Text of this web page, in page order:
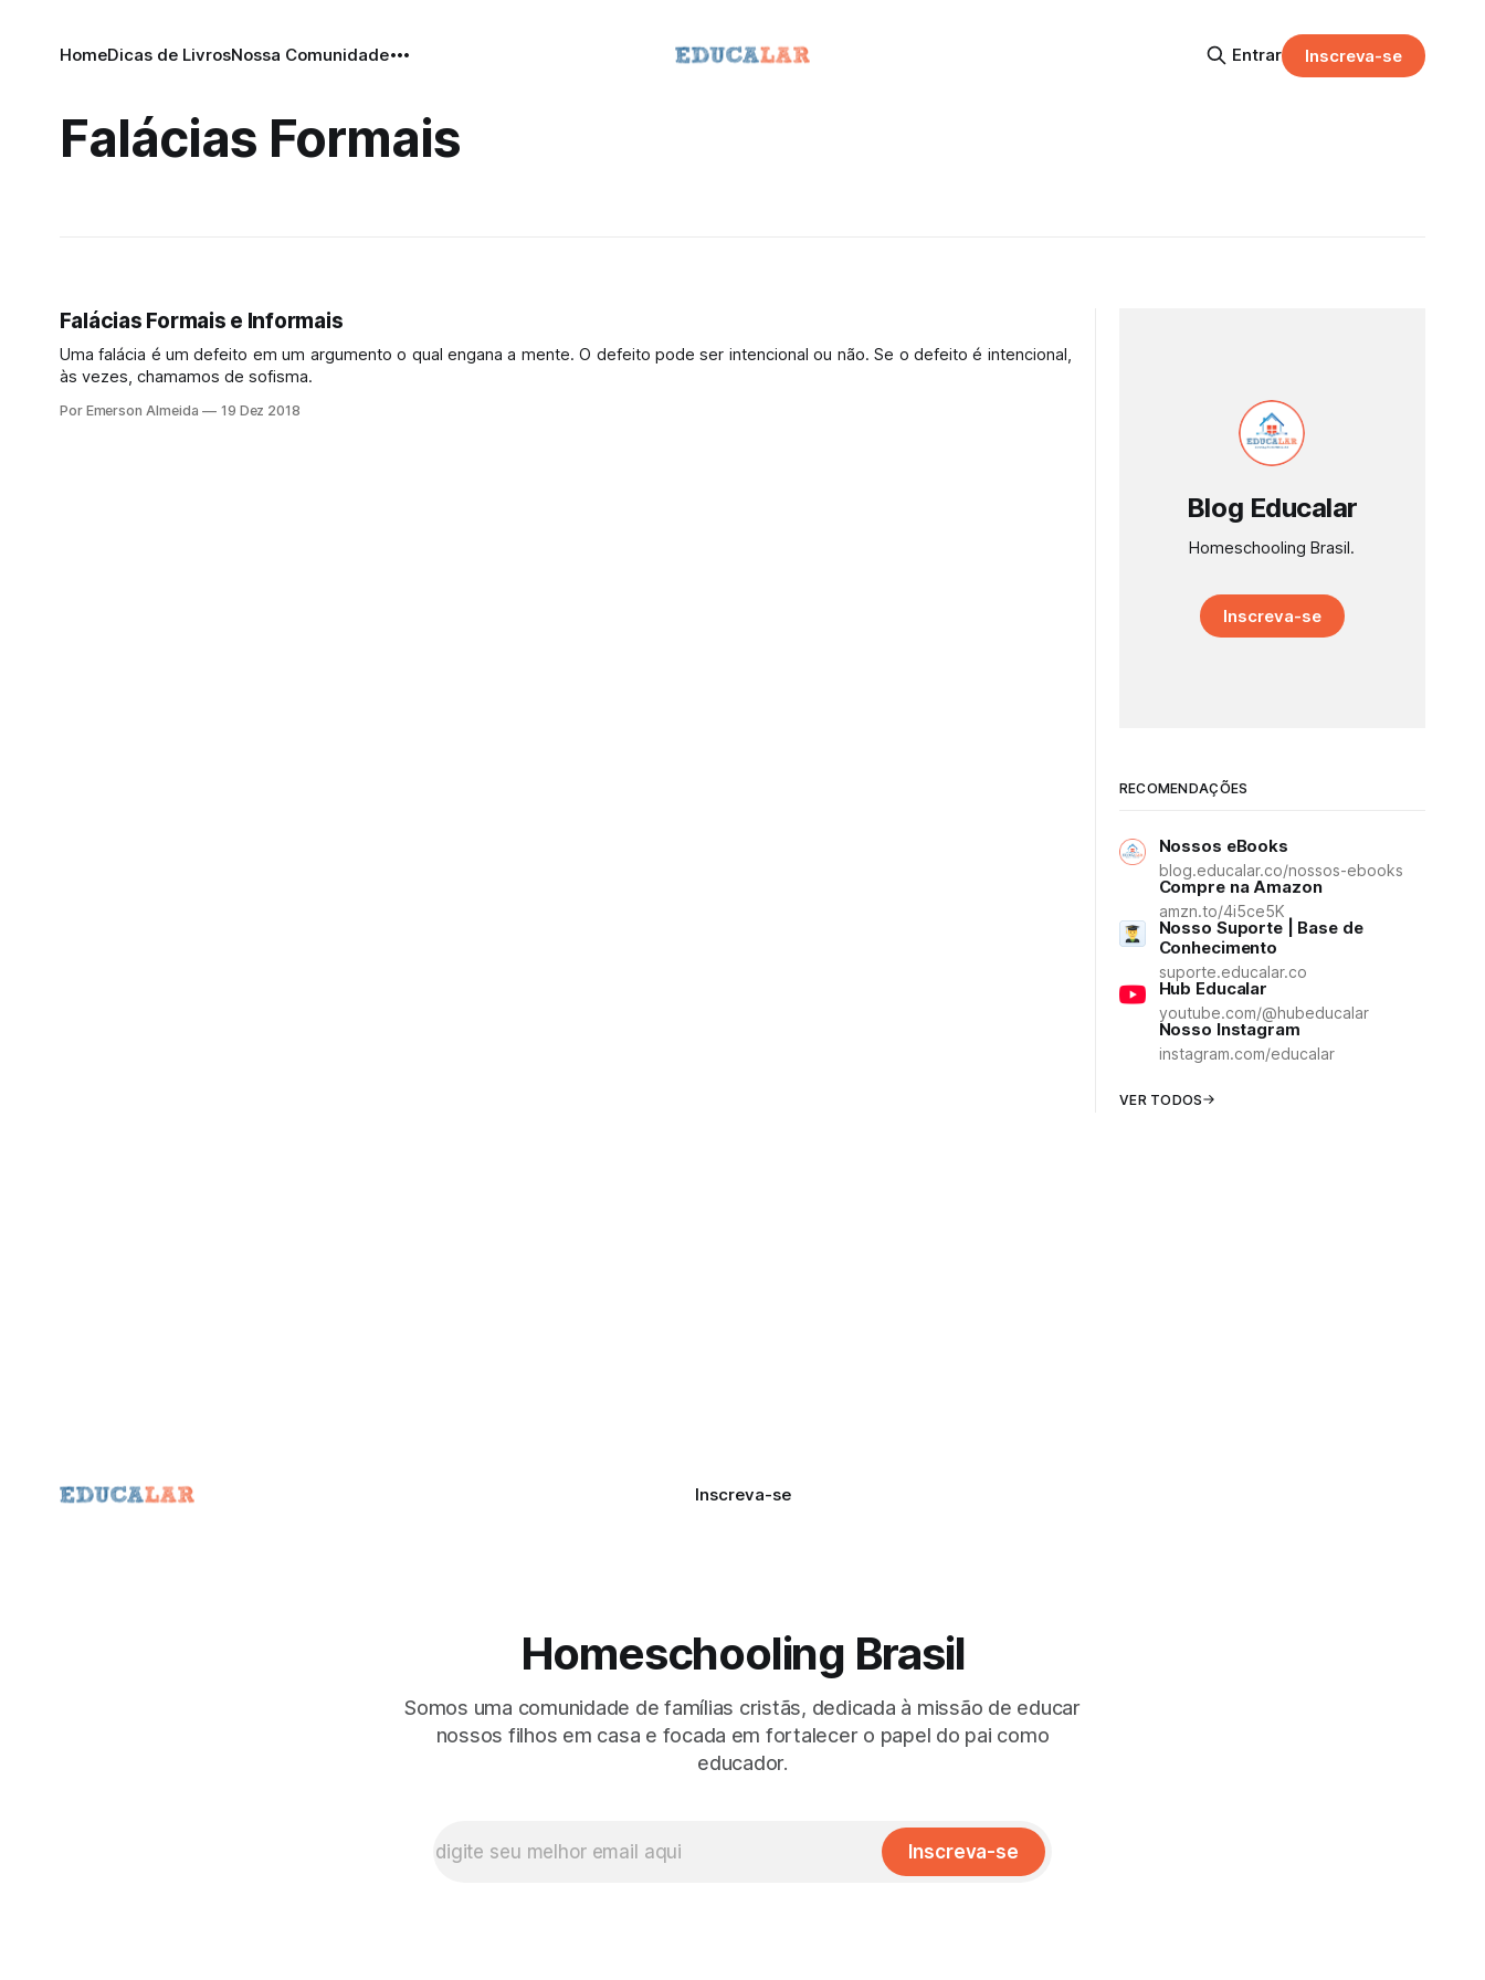
HomeDicas de LivrosNossa Comunidade Entrar Inscreva-se
Falácias Formais
Falácias Formais e Informais
Uma falácia é um defeito em um argumento o qual engana a mente. O defeito pode ser intencional ou não. Se o defeito é intencional,
às vezes, chamamos de sofisma.
Por Emerson Almeida 19 Dez 2018
Blog Educalar
Homeschooling Brasil.
Inscreva-se
RECOMENDAÇÕES
Nossos eBooks
blog.educalar.co/nossos-ebooks
Compre na Amazon
amzn.to/4i5ce5K
Nosso Suporte | Base de
Conhecimento
suporte.educalar.co
Hub Educalar
youtube.com/@hubeducalar
Nosso Instagram
instagram.com/educalar
VER TODOS
Inscreva-se
Homeschooling Brasil
Somos uma comunidade de famílias cristãs, dedicada à missão de educar
nossos filhos em casa e focada em fortalecer o papel do pai como
educador.
Inscreva-se